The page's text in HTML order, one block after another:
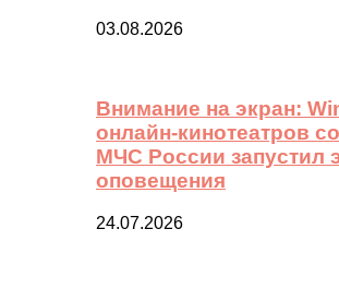
03.08.2026
Внимание на экран:
онлайн-кинотеатров
МЧС России запустил
оповещения
24.07.2026